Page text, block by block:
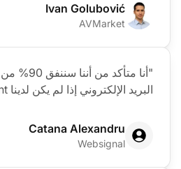
Ivan Golubović
AVMarket
"أنا متأكد
البريد الإلكتروني إذا لم يكن لدينا LiveAgent."
Catana Alexandru
Websignal